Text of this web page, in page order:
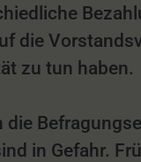
die
zu tun haben.
in Gefahr.